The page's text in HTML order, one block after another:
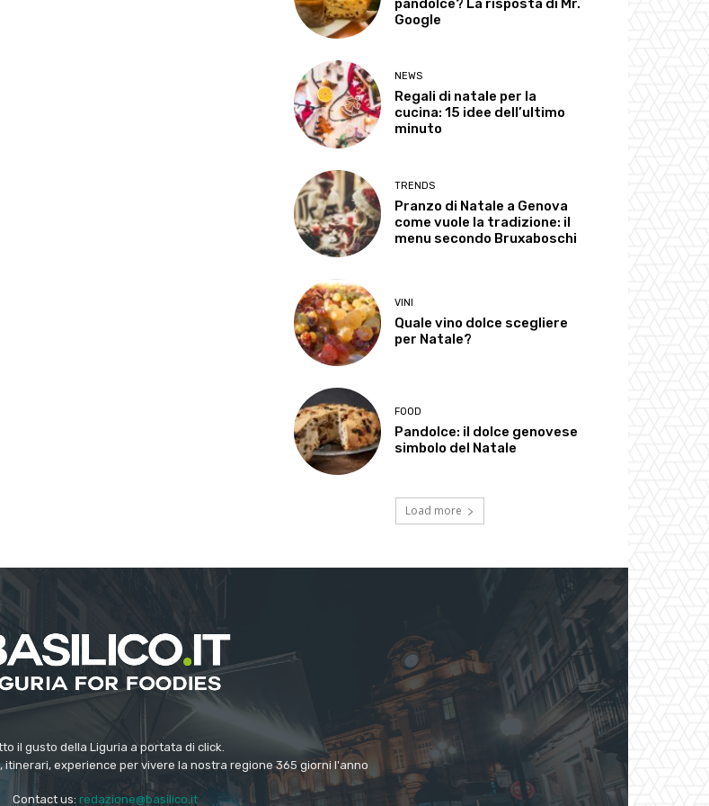
pandolce? La risposta di Mr.
Google
NEWS
Regali di natale per la
cucina: 15 idee dell’ultimo
minuto
TRENDS
Pranzo di Natale a Genova
come vuole la tradizione: il
menu secondo Bruxaboschi
VINI
Quale vino dolce scegliere
per Natale?
FOOD
Pandolce: il dolce genovese
simbolo del Natale
Load more
il gusto della Liguria a portata di click.
itinerari, experience per vivere la nostra regione 365 giorni l'anno
Contact us: redazione@basilico.it